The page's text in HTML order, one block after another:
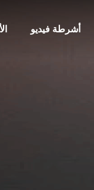
أشرطة فيديو